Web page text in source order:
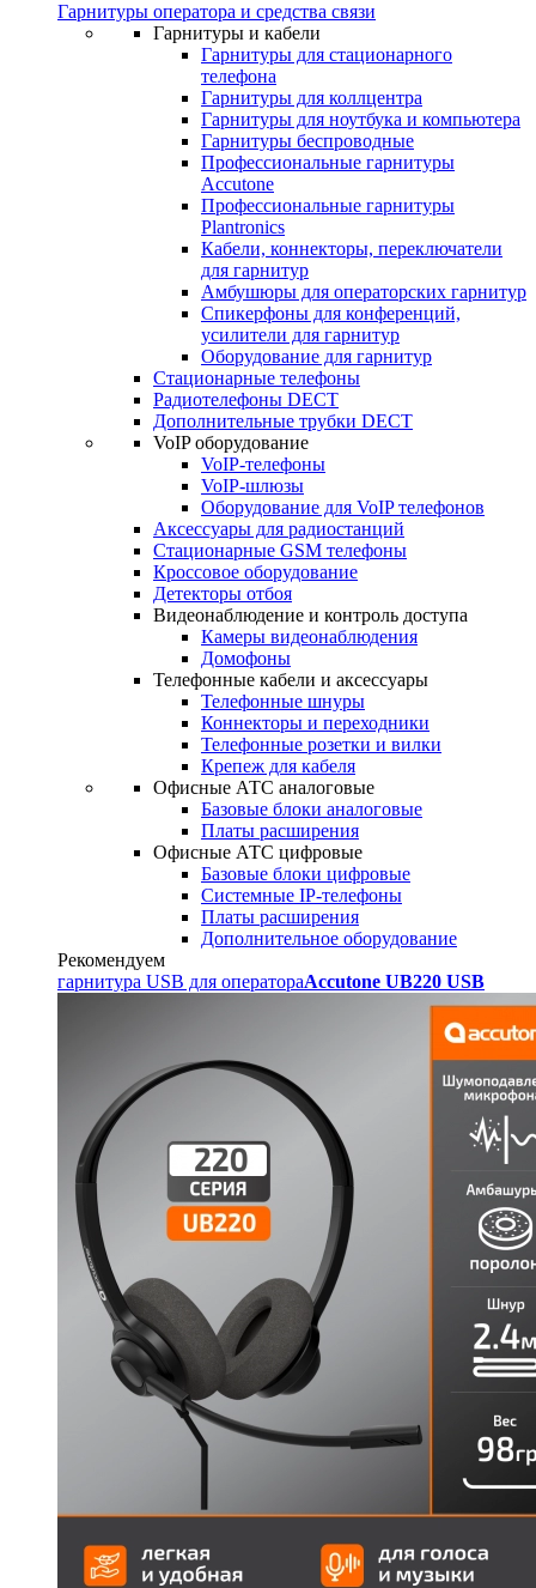
Гарнитуры оператора и средства связи
Гарнитуры и кабели
Гарнитуры для стационарного
телефона
Гарнитуры для коллцентра
Гарнитуры для ноутбука и компьютера
Гарнитуры беспроводные
Профессиональные гарнитуры
Accutone
Профессиональные гарнитуры
Plantronics
Кабели, коннекторы, переключатели
для гарнитур
Амбушюры для операторских гарнитур
Cпикерфоны для конференций,
усилители для гарнитур
Оборудование для гарнитур
Стационарные телефоны
Радиотелефоны DECT
Дополнительные трубки DECT
VoIP оборудование
VoIP-телефоны
VoIP-шлюзы
Оборудование для VoIP телефонов
Аксессуары для радиостанций
Стационарные GSM телефоны
Кроссовое оборудование
Детекторы отбоя
Видеонаблюдение и контроль доступа
Камеры видеонаблюдения
Домофоны
Телефонные кабели и аксессуары
Телефонные шнуры
Коннекторы и переходники
Телефонные розетки и вилки
Крепеж для кабеля
Офисные АТС аналоговые
Базовые блоки аналоговые
Платы расширения
Офисные АТС цифровые
Базовые блоки цифровые
Системные IP-телефоны
Платы расширения
Дополнительное оборудование
Рекомендуем
гарнитура USB для оператораAccutone UB220 USB